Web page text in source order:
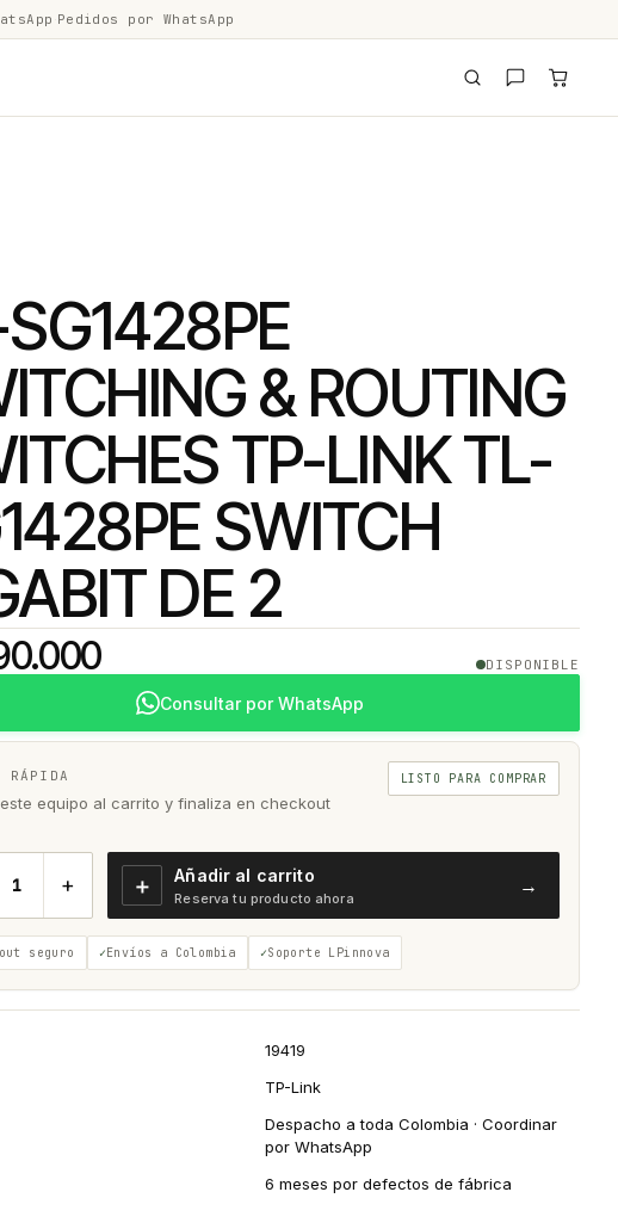
Pedidos por WhatsApp
& ROUTING
TP-LINK TL-
SWITCH
DE 2
DISPONIBLE
Consultar por WhatsApp
RÁPIDA
equipo al carrito y finaliza en checkout
LISTO PARA COMPRAR
+ ＋ Añadir al carrito
Reserva tu producto ahora
→
seguro Envíos a Colombia Soporte LPinnova
19419
TP-Link
Despacho a toda Colombia · Coordinar
por WhatsApp
6 meses por defectos de fábrica